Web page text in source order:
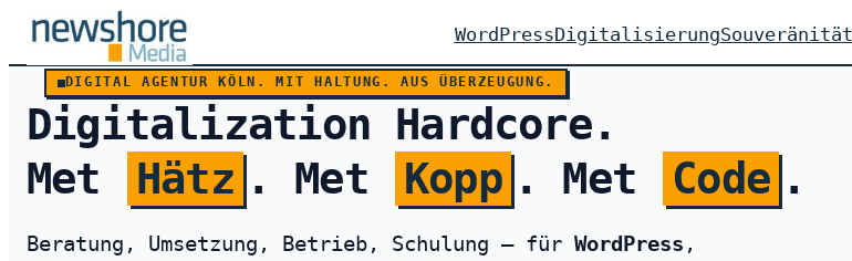
Zum
springen
WordPressDigitalisierungSouveränität
DIGITAL AGENTUR KÖLN. MIT HALTUNG. AUS ÜBERZEUGUNG.
Digitalization Hardcore.
Met
Hätz . Met Kopp . Met Code .
Beratung, Umsetzung, Betrieb, Schulung — für WordPress ,